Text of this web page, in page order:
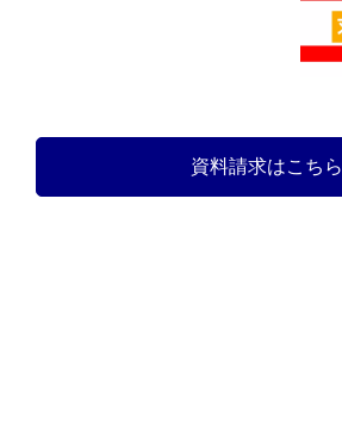
資料請求はこちら